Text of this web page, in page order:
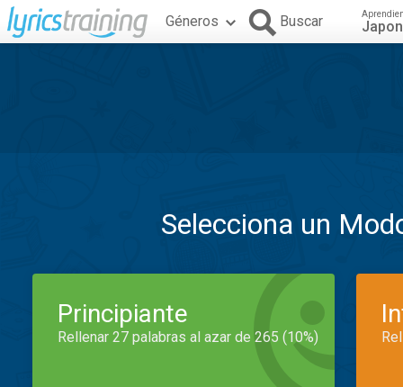
Géneros Buscar
Selecciona un
Principiante
Rellenar 27 palabras al azar de 265 (10%)